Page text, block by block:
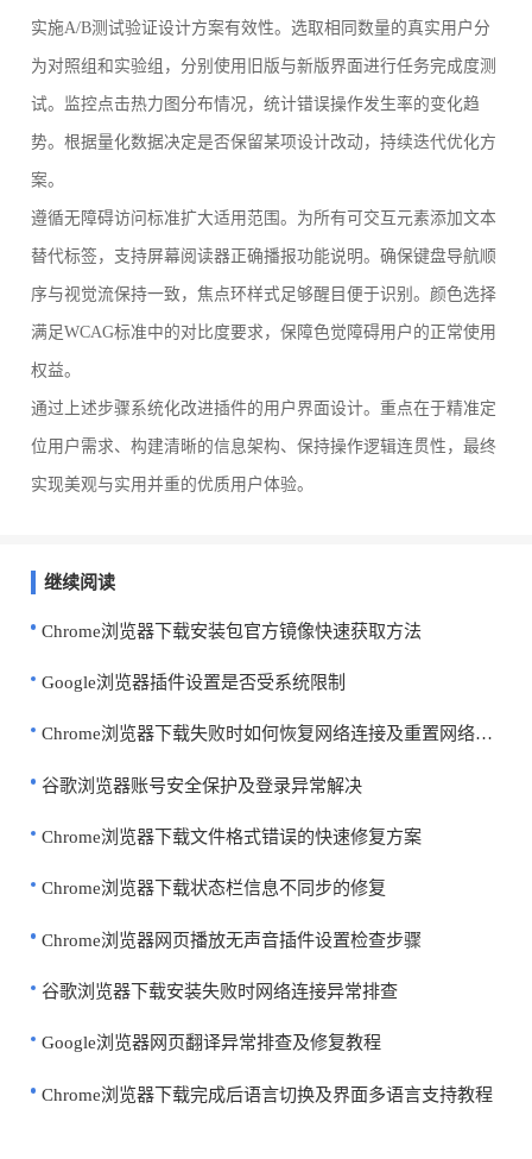
实施A/B测试验证设计方案有效性。选取相同数量的真实用户分
为对照组和实验组，分别使用旧版与新版界面进行任务完成度测
试。监控点击热力图分布情况，统计错误操作发生率的变化趋
势。根据量化数据决定是否保留某项设计改动，持续迭代优化方
案。
遵循无障碍访问标准扩大适用范围。为所有可交互元素添加文本
替代标签，支持屏幕阅读器正确播报功能说明。确保键盘导航顺
序与视觉流保持一致，焦点环样式足够醒目便于识别。颜色选择
满足WCAG标准中的对比度要求，保障色觉障碍用户的正常使用
权益。
通过上述步骤系统化改进插件的用户界面设计。重点在于精准定
位用户需求、构建清晰的信息架构、保持操作逻辑连贯性，最终
实现美观与实用并重的优质用户体验。
继续阅读
Chrome浏览器下载安装包官方镜像快速获取方法
Google浏览器插件设置是否受系统限制
Chrome浏览器下载失败时如何恢复网络连接及重置网络设置教程
谷歌浏览器账号安全保护及登录异常解决
Chrome浏览器下载文件格式错误的快速修复方案
Chrome浏览器下载状态栏信息不同步的修复
Chrome浏览器网页播放无声音插件设置检查步骤
谷歌浏览器下载安装失败时网络连接异常排查
Google浏览器网页翻译异常排查及修复教程
Chrome浏览器下载完成后语言切换及界面多语言支持教程